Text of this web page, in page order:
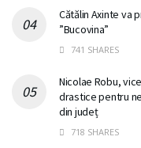
Cătălin Axinte va
”Bucovina”
741 SHARES
Nicolae Robu,
drastice pentru
din județ
718 SHARES